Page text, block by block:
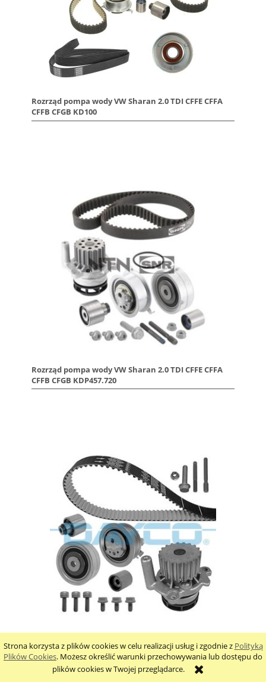
Strona korzysta z plików cookies w celu realizacji usług i zgodnie z Polityką
Plików Cookies. Możesz określić warunki przechowywania lub dostępu do
plików cookies w Twojej przeglądarce.
Rozrząd pompa wody VW Sharan 2.0 TDI CFFE CFFA
CFFB CFGB KD100
Rozrząd pompa wody VW Sharan 2.0 TDI CFFE CFFA
CFFB CFGB KDP457.720
CFFB CFGB KTBWP7880